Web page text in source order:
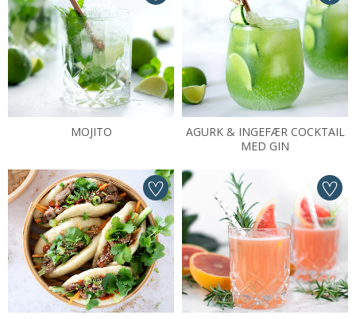
MOJITO
AGURK & INGEFÆR COCKTAIL
MED GIN